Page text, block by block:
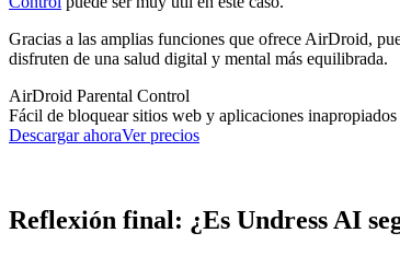
Gracias a las amplias funciones que ofrece AirDroid,
disfruten de una salud digital y mental más equilibrada.
AirDroid Parental Control
Fácil de bloquear sitios web y aplicaciones inapropiados
Descargar ahoraVer precios
Reflexión final: ¿Es Undress AI